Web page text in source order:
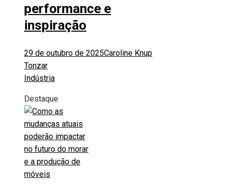
performance e
inspiração
29 de outubro de 2025Caroline Knup
Tonzar
Indústria
Destaque